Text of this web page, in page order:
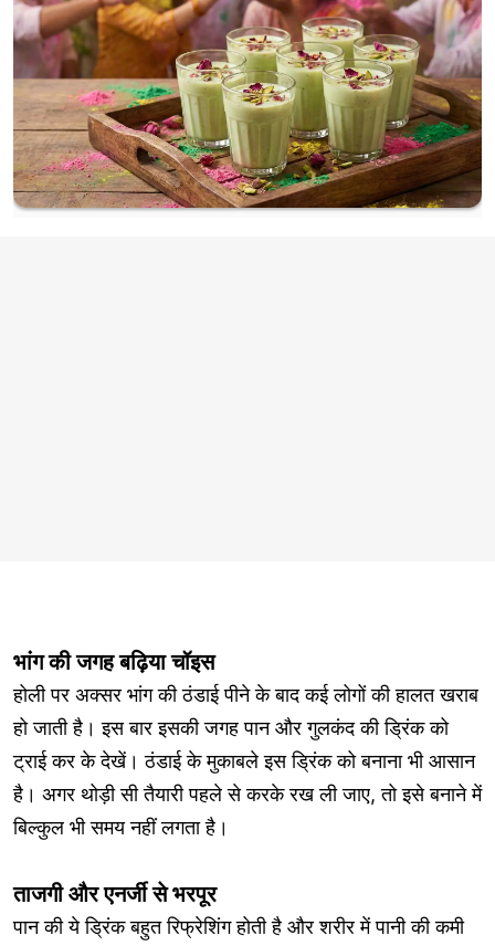
भांग की जगह बढ़िया चॉइस
होली पर अक्सर भांग की ठंडाई पीने के बाद कई लोगों की हालत खराब
हो जाती है। इस बार इसकी जगह पान और गुलकंद की ड्रिंक को
ट्राई कर के देखें। ठंडाई के मुकाबले इस ड्रिंक को बनाना भी आसान
है। अगर थोड़ी सी तैयारी पहले से करके रख ली जाए, तो इसे बनाने में
बिल्कुल भी समय नहीं लगता है।
ताजगी और एनर्जी से भरपूर
पान की ये ड्रिंक बहुत रिफ्रेशिंग होती है और शरीर में पानी की कमी